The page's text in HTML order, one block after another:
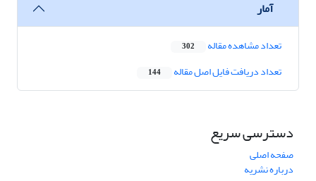
آمار
تعداد مشاهده مقاله 302
تعداد دریافت فایل اصل مقاله 144
دسترسی سریع
صفحه اصلی
درباره نشریه